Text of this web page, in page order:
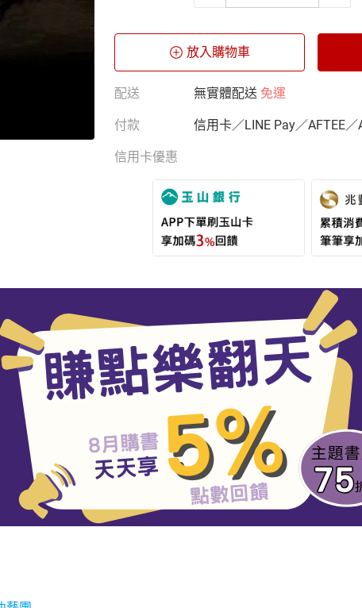
放入購物車
配送 無實體配送 免運
付款 信用卡／LINE Pay／AFTEE／
信用卡優惠